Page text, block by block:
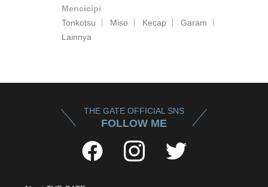
Mencicipi
Tonkotsu
Miso Kecap
Garam
Lainnya
THE GATE OFFICIAL SNS
FOLLOW ME